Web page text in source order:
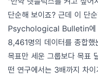
단순해 보이죠? 근데 이 단
Psychological Bulletin에
8,461명의 데이터를 종합했
목표만 세운 그룹보다 목표
떤 연구에서는 3배까지 차이